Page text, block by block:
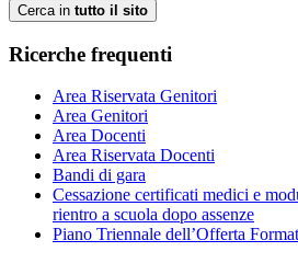
Cerca in tutto il sito
Ricerche frequenti
Area Riservata Genitori
Area Genitori
Area Docenti
Area Riservata Docenti
Bandi di gara
Cessazione certificati medici e
rientro a scuola dopo assenze
Piano Triennale dell’Offerta